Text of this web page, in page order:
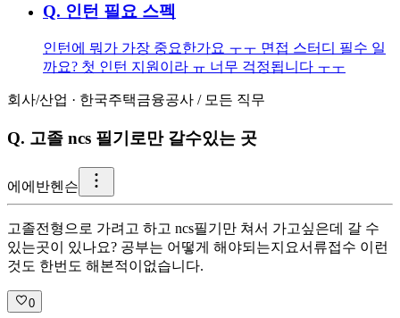
Q. 인턴 필요 스펙
인턴에 뭐가 가장 중요한가요 ㅜㅜ 면접 스터디 필수 일
까요? 첫 인턴 지원이라 ㅠ 너무 걱정됩니다 ㅜㅜ
회사/산업 · 한국주택금융공사 / 모든 직무
Q. 고졸 ncs 필기로만 갈수있는 곳
에 에반헨슨
고졸전형으로 가려고 하고 ncs필기만 쳐서 가고싶은데 갈 수
있는곳이 있나요? 공부는 어떻게 해야되는지요 ​ 서류접수 이런
것도 한번도 해본적이없습니다.
0